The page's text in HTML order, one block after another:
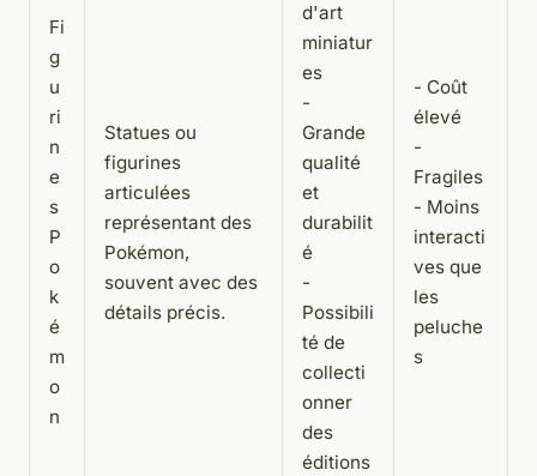
Fi
g
u
ri
n
e
s
P
o
k
é
m
o
n
Statues ou
figurines
articulées
représentant des
Pokémon,
souvent avec des
détails précis.
d'art
miniatur
es
-
Grande
qualité
et
durabilit
é
-
Possibili
té de
collecti
onner
des
éditions
- Coût
élevé
-
Fragiles
- Moins
interacti
ves que
les
peluche
s